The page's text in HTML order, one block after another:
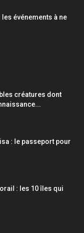
événements à ne
créatures dont
: le passeport pour
: les 10 îles qui